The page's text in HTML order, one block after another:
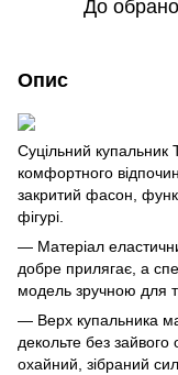
До
Опис
Суцільний купальник
комфортного
закритий фасон,
фігурі.
— Матеріал
добре прилягає, а
модель зручною для
— Верх купальника
декольте без
охайний, зібраний